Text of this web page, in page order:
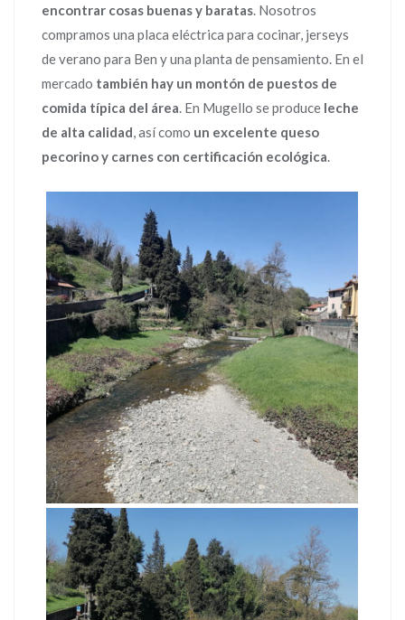
encontrar cosas buenas y baratas. Nosotros
compramos una placa eléctrica para cocinar, jerseys
de verano para Ben y una planta de pensamiento. En el
mercado también hay un montón de puestos de
comida típica del área. En Mugello se produce leche
de alta calidad, así como un excelente queso
pecorino y carnes con certificación ecológica.